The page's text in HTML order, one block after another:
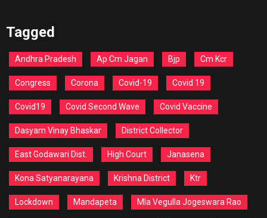
Tagged
Andhra Pradesh Ap Cm Jagan Bjp Cm Kcr
Congress Corona Covid-19 Covid 19
Covid19 Covid Second Wave Covid Vaccine
Dasyam Vinay Bhaskar District Collector
East Godawari Dist. High Court Janasena
Kona Satyanarayana Krishna District Ktr
Lockdown Mandapeta Mla Vegulla Jogeswara Rao